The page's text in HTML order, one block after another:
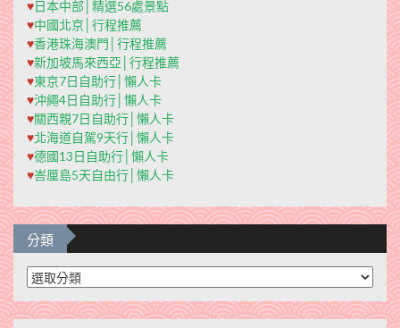
♥日本中部│精選56處景點
♥中國北京│行程推薦
♥香港珠海澳門│行程推薦
♥新加坡馬來西亞│行程推薦
♥東京7日自助行│懶人卡
♥沖繩4日自助行│懶人卡
♥關西親7日自助行│懶人卡
♥北海道自駕9天行│懶人卡
♥德國13日自助行│懶人卡
♥峇厘島5天自由行│懶人卡
分類
分
類